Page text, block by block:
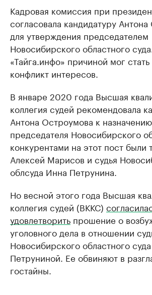
Кадровая комиссия при
согласовала кандидатуру
для утверждения председателем
Новосибирского областного
«Тайга.инфо» причиной мог
конфликт интересов.
В январе 2020 года Высшая
коллегия судей рекомендовала
Антона Остроумова к
председателя Новосибирского
конкурентами на этот пост были
Алексей Марисов и судья
облсуда Инна Петрунина.
Но весной этого года Высшая
коллегия судей (ВККС)
удовлетворить прошение о
уголовного дела в отношении
Новосибирского областного
Петруниной. Ее обвиняют в
гостайны.